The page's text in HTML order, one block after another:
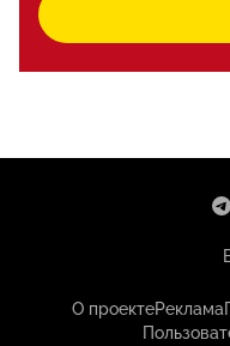
О проектеРеклама